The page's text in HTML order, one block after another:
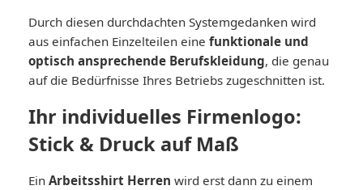
Durch diesen durchdachten Systemgedanken wird
aus einfachen Einzelteilen eine funktionale und
optisch ansprechende Berufskleidung, die genau
auf die Bedürfnisse Ihres Betriebs zugeschnitten ist.
Ihr individuelles Firmenlogo:
Stick & Druck auf Maß
Ein Arbeitsshirt Herren wird erst dann zu einem